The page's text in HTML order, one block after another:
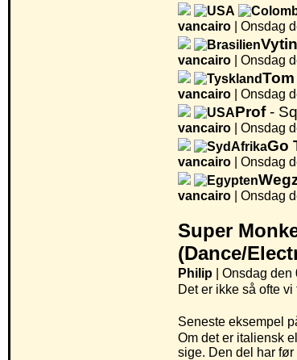
vancairo
Onsdag
vancairo
Onsdag
vancairo
Onsdag
Prof-
vancairo
Onsdag
Go
vancairo
Onsdag
vancairo
Onsdag
Super
(Dance/
Philip | Onsdag
Det er ikke så ofte
Seneste eksempel
Om det er italiensk
sige. Den del har